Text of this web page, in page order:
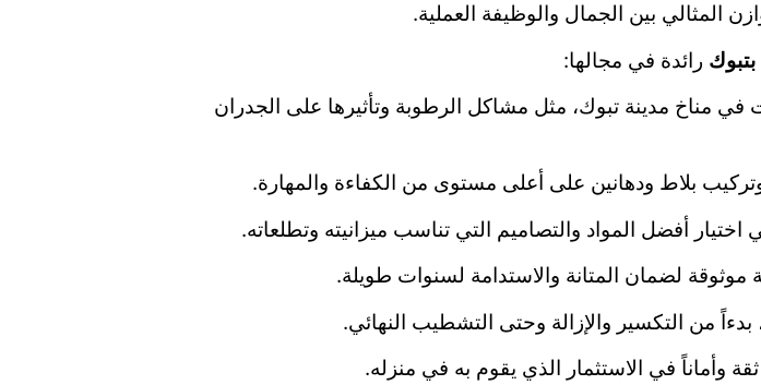
المثالي بين الجمال والوظيفة العملية.
رائدة في مجالها:
في مناخ مدينة تبوك، مثل مشاكل الرطوبة وتأثيرها على الجدران
بلاط ودهانين على أعلى مستوى من الكفاءة والمهارة.
أفضل المواد والتصاميم التي تناسب ميزانيته وتطلعاته.
لضمان المتانة والاستدامة لسنوات طويلة.
من التكسير والإزالة وحتى التشطيب النهائي.
وأماناً في الاستثمار الذي يقوم به في منزله.